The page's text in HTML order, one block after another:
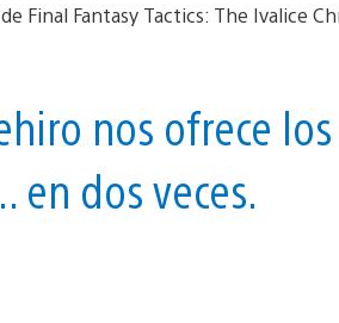
nos ofrece
en dos veces.